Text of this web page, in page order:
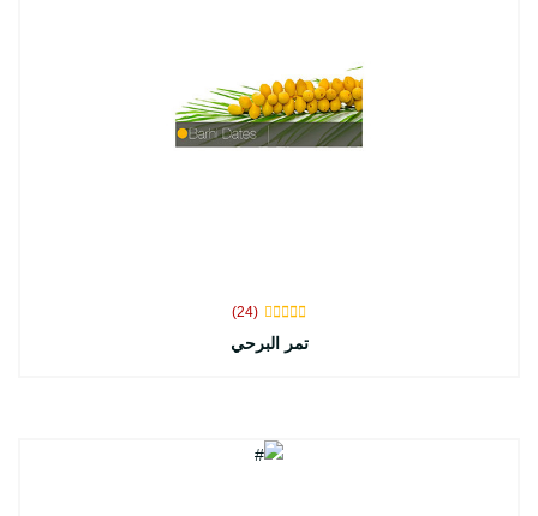
(24)
تمر البرحي